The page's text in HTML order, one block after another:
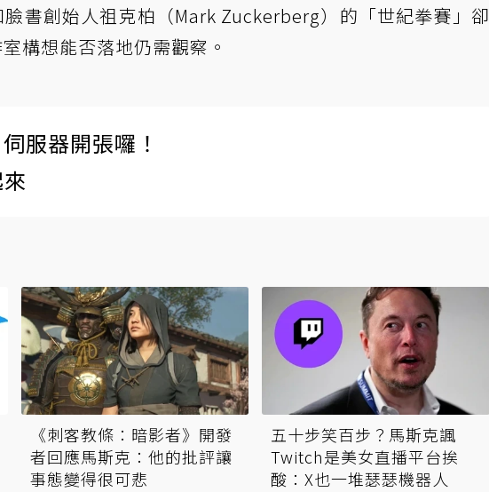
書創始人祖克柏（Mark Zuckerberg）的「世紀拳賽」卻
構想能否落地仍需觀察。
服器開張囉！
《刺客教條：暗影者》開發
者回應馬斯克：他的批評讓
事態變得很可悲
五十步笑百步？馬斯克諷
Twitch是美女直播平台挨
酸：X也一堆瑟瑟機器人